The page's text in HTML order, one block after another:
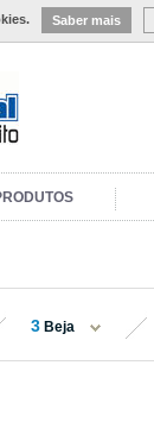
Saber mais
3 Beja